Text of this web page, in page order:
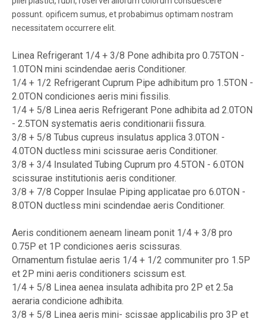
possunt. opificem sumus, et probabimus optimam nostram
necessitatem occurrere elit.
Linea Refrigerant 1/4 + 3/8 Pone adhibita pro 0.75TON -
1.0TON mini scindendae aeris Conditioner.
1/4 + 1/2 Refrigerant Cuprum Pipe adhibitum pro 1.5TON -
2.0TON condiciones aeris mini fissilis.
1/4 + 5/8 Linea aeris Refrigerant Pone adhibita ad 2.0TON
- 2.5TON systematis aeris conditionarii fissura.
3/8 + 5/8 Tubus cupreus insulatus applica 3.0TON -
4.0TON ductless mini scissurae aeris Conditioner.
3/8 + 3/4 Insulated Tubing Cuprum pro 4.5TON - 6.0TON
scissurae institutionis aeris conditioner.
3/8 + 7/8 Copper Insulae Piping applicatae pro 6.0TON -
8.0TON ductless mini scindendae aeris Conditioner.
Aeris conditionem aeneam lineam ponit 1/4 + 3/8 pro
0.75P et 1P condiciones aeris scissuras.
Ornamentum fistulae aeris 1/4 + 1/2 communiter pro 1.5P
et 2P mini aeris conditioners scissum est.
1/4 + 5/8 Linea aenea insulata adhibita pro 2P et 2.5a
aeraria condicione adhibita.
3/8 + 5/8 Linea aeris mini- scissae applicabilis pro 3P et